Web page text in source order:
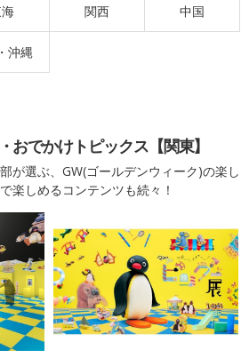
関西 中国
沖縄
おでかけトピックス【関東】
が選ぶ、GW(ゴールデンウィーク)の楽し
楽しめるコンテンツも続々！